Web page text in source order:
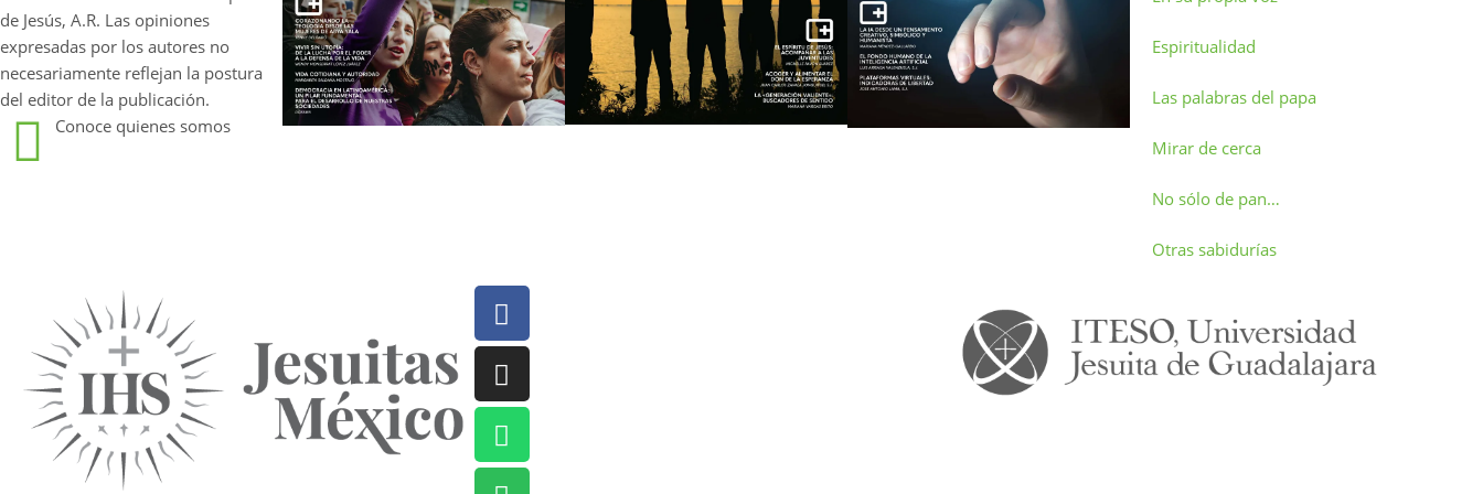
de Jesús, A.R. Las opiniones
expresadas por los autores no
necesariamente reflejan la postura
del editor de la publicación.
Conoce quienes somos
Espiritualidad
Las palabras del papa
Mirar de cerca
No sólo de pan…
Otras sabidurías